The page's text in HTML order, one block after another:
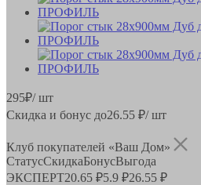
295₽/ шт
Скидка и бонус до26.55 ₽/ шт
Клуб покупателей «Ваш Дом»
СтатусСкидкаБонусВыгода
ЭКСПЕРТ20.65 ₽5.9 ₽26.55 ₽